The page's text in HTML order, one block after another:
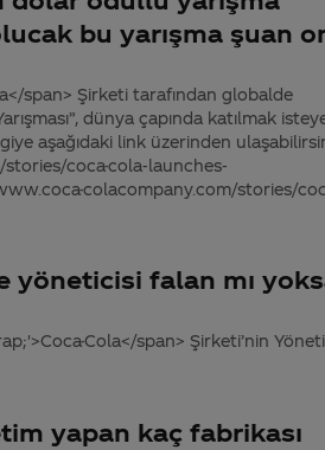
bu yarışma şuan
span> Şirketi tarafından globalde
dünya çapında katılmak
aşağıdaki link üzerinden
coca-cola-launches-
colacompany.com/stories/
yöneticisi falan mı
Cola</span> Şirketi’nin
yapan kaç fabrikası